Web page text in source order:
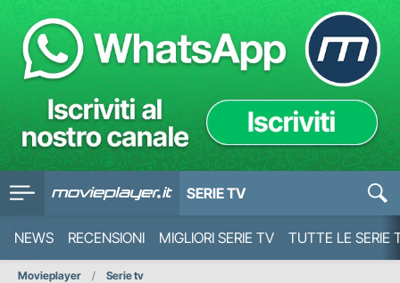
SERIE TV
NEWS RECENSIONI MIGLIORI SERIE TV TUTTE LE SERIE
Movieplayer Serie tv